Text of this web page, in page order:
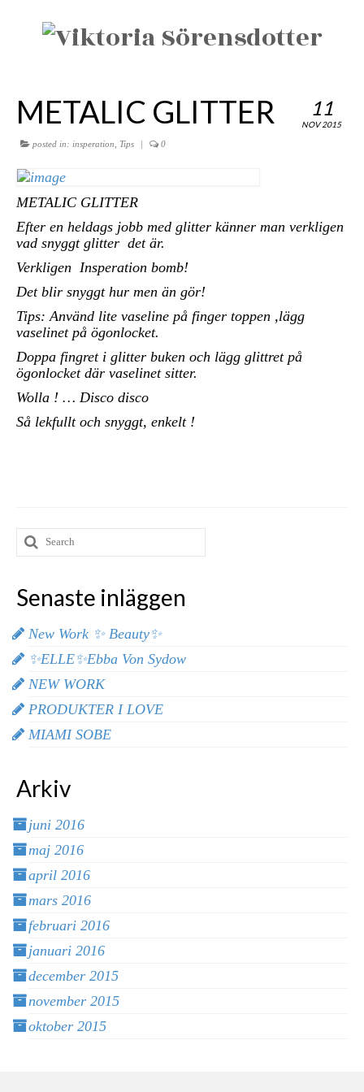
11
NOV 2015
METALIC GLITTER
posted in: insperation Tips | 0
METALIC GLITTER
Efter en heldags jobb med glitter känner man verkligen
vad snyggt glitter det är.
Verkligen Insperation bomb!
Det blir snyggt hur men än gör!
Tips: Använd lite vaseline på finger toppen ,lägg
vaselinet på ögonlocket.
Doppa fingret i glitter buken och lägg glittret på
ögonlocket där vaselinet sitter.
Wolla ! … Disco disco
Så lekfullt och snyggt, enkelt !
Senaste inläggen
New Work ✨ Beauty✨
✨ELLE✨Ebba Von Sydow
NEW WORK
PRODUKTER I LOVE
MIAMI SOBE
Arkiv
juni 2016
maj 2016
april 2016
mars 2016
februari 2016
januari 2016
december 2015
november 2015
oktober 2015